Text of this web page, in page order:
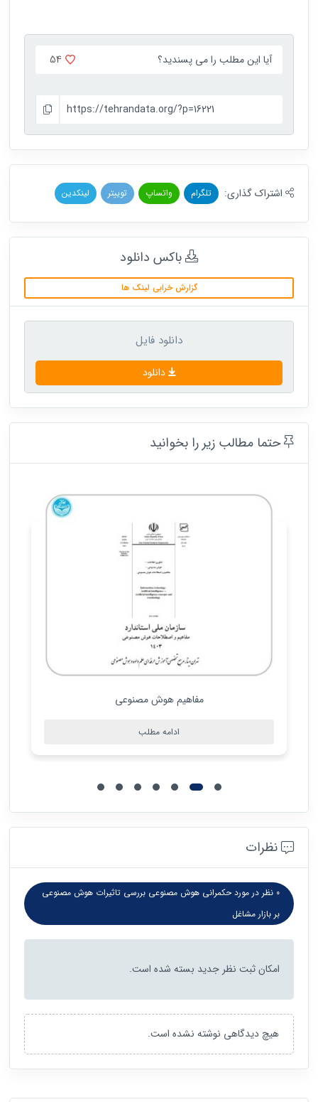
آیا این مطلب را می پسندید؟ 54
https://tehrandata.org/?p=16221
اشتراک گذاری: تلگرام واتساپ توییتر لینکدین
باکس دانلود
گزارش خرابی لینک ها
دانلود فایل
دانلود
حتما مطالب زیر را بخوانید
مفاهیم هوش مصنوعی
ادامه مطلب
نظرات
0 نظر در مورد حکمرانی هوش مصنوعی بررسی تاثیرات هوش مصنوعی
بر بازار مشاغل
امکان ثبت نظر جدید بسته شده است.
هیچ دیدگاهی نوشته نشده است.